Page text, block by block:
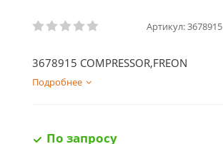
Артикул:3678915
3678915 COMPRESSOR,FREON
Подробнее
По запросу